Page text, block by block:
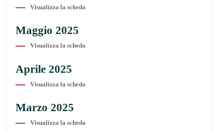
Visualizza la scheda
Maggio 2025
Visualizza la scheda
Aprile 2025
Visualizza la scheda
Marzo 2025
Visualizza la scheda